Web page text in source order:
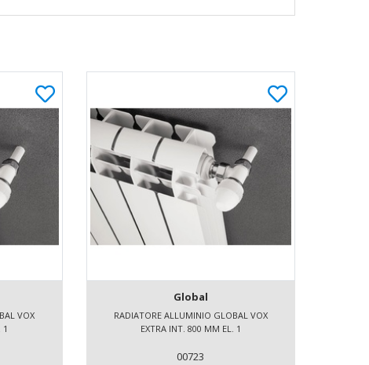
VOX
1
Global
RADIATORE ALLUMINIO GLOBAL VOX
EXTRA INT. 800 MM EL. 1
00723